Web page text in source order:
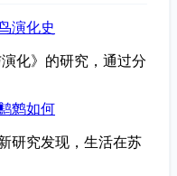
演化史
化》的研究，通过分
鹩如何
研究发现，生活在苏